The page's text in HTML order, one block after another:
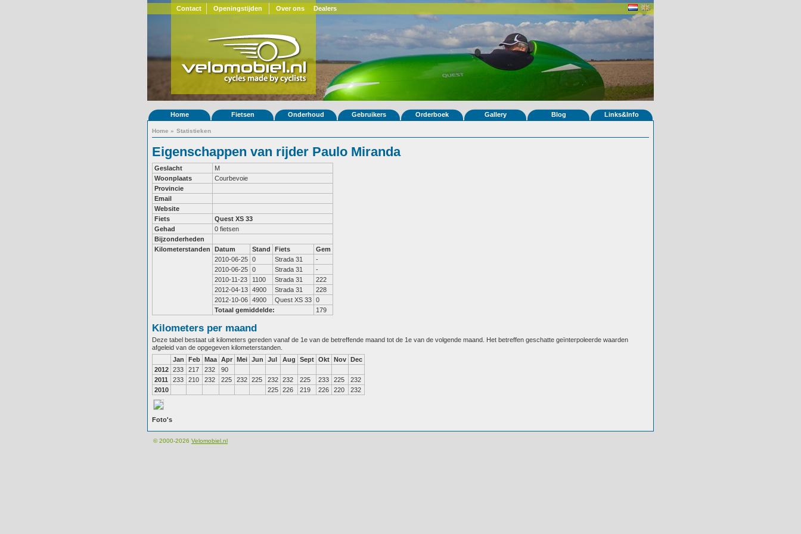
Contact Openingstijden Over ons Dealers
Home Fietsen Onderhoud Gebruikers Orderboek Gallery Blog Links&Info
Home » Statistieken
Eigenschappen van rijder Paulo Miranda
Geslacht
M
Woonplaats
Courbevoie
Provincie
Email
Website
Fiets
Quest XS 33
Gehad
0 fietsen
Bijzonderheden
Kilometerstanden
Datum Stand Fiets
Gem
2010-06-25 0 Strada 31
-
2010-06-25 0 Strada 31
-
2010-11-23
1100 Strada 31
222
2012-04-13 4900 Strada 31
228
2012-10-06 4900 Quest XS 33 0
Totaal gemiddelde:
179
Kilometers per maand
Deze tabel bestaat uit kilometers gereden vanaf de 1e van de betreffende maand tot de 1e van de volgende maand. Het betreffen geschatte geïnterpoleerde waarden
afgeleid van de opgegeven kilometerstanden.
Jan
Feb Maa Apr Mei Jun Jul Aug Sept Okt Nov Dec
2012 233 217 232
90
2011
233 210 232 225 232 225 232 232 225 233 225
232
2010
225 226 219 226 220 232
Foto's
© 2000-2026 Velomobiel.nl